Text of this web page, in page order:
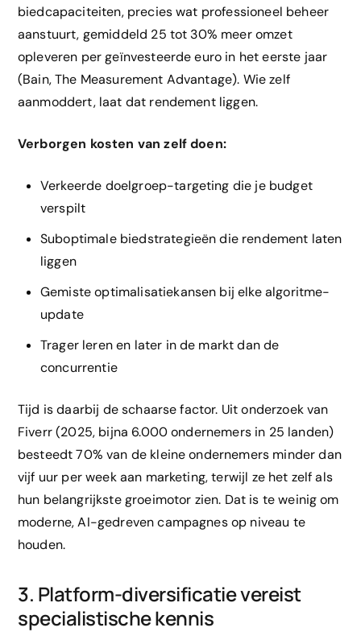
biedcapaciteiten, precies wat professioneel beheer
aanstuurt, gemiddeld 25 tot 30% meer omzet
opleveren per geïnvesteerde euro in het eerste jaar
(Bain, The Measurement Advantage). Wie zelf
aanmoddert, laat dat rendement liggen.
Verborgen kosten van zelf doen:
Verkeerde doelgroep-targeting die je budget
verspilt
Suboptimale biedstrategieën die rendement laten
liggen
Gemiste optimalisatiekansen bij elke algoritme-
update
Trager leren en later in de markt dan de
concurrentie
Tijd is daarbij de schaarse factor. Uit onderzoek van
Fiverr (2025, bijna 6.000 ondernemers in 25 landen)
besteedt 70% van de kleine ondernemers minder dan
vijf uur per week aan marketing, terwijl ze het zelf als
hun belangrijkste groeimotor zien. Dat is te weinig om
moderne, AI-gedreven campagnes op niveau te
houden.
3. Platform-diversificatie vereist
specialistische kennis